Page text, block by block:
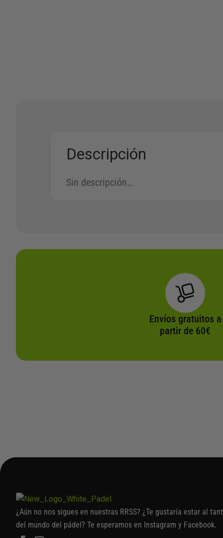
Descripción
Sin descripción…
Envíos gratuitos a
partir de 60€
¿Aún no nos sigues en nuestras RRSS? ¿Te gustaría estar al
del mundo del pádel? Te esperamos en Instagram y Facebook.